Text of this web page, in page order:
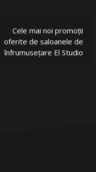
Cele mai noi promoții
oferite de saloanele de
înfrumusețare El Studio